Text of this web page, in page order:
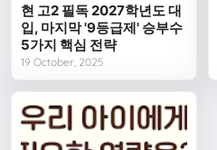
현 고2 필독 2027학년도 대
입, 마지막 '9등급제' 승부수
5가지 핵심 전략
19 October, 2025